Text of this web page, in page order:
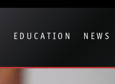
EDUCATION NEWS